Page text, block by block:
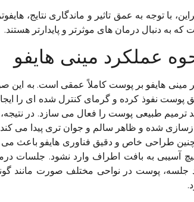
با توجه به عمق تاثیر و ماندگاری نتایج،
که به دنبال درمان های موثرتر و پایدارتر هستند.
عملکرد مینی هایفو
مینی هایفو بر پوست کاملاً عمقی است. به این
پوست نفوذ کرده و گرمای کنترل شده ای را
ترمیم طبیعی پوست را فعال می سازد. در
شده و ظاهر سالم و جوان تری پیدا می
طراحی خاص و دقیق فناوری هایفو باعث
آسیبی به بافت اطراف وارد نشود. جلسات
جلسه، پوست در نواحی مختلف صورت مانند